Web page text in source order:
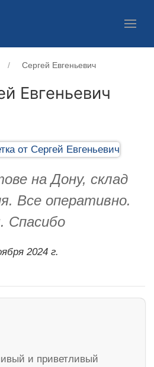
Сергей Евгеньевич
Евгеньевич
на Дону, склад
Все оперативно.
Спасибо
2024 г.
и приветливый